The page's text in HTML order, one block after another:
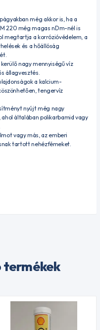
még akkor is, ha a
220 még magas nDm-nél is
megtartja a korrózióvédelem, a
és a hőállóság
nagy mennyiségű víz
állagvesztés.
a kalcium-
tengervíz
nyújt még nagy
ahol általában polikarbamid vagy
vagy más, az emberi
tartott nehézfémeket.
termékek